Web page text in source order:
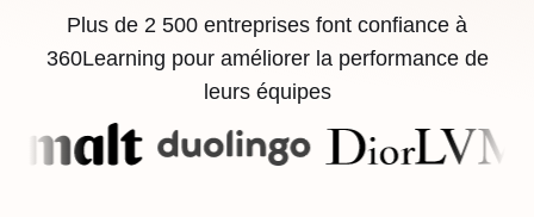
Plus de 2 500 entreprises font confiance à
360Learning pour améliorer la performance de
leurs équipes